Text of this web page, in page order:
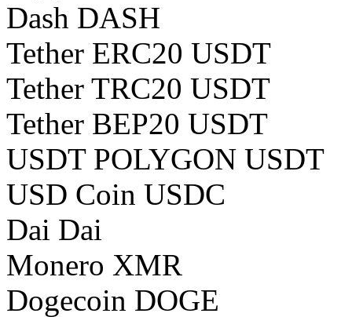
Dash DASH
Tether ERC20 USDT
Tether TRC20 USDT
Tether BEP20 USDT
USDT POLYGON USDT
USD Coin USDC
Dai Dai
Monero XMR
Dogecoin DOGE